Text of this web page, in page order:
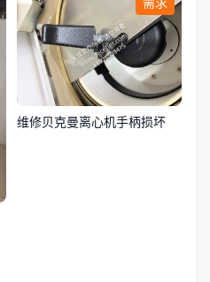
维修贝克曼离心机手柄损坏